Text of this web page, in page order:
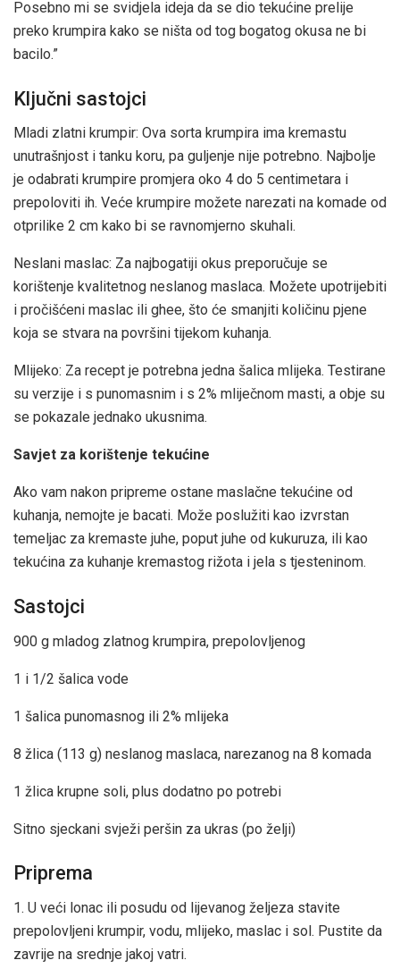
Posebno mi se svidjela ideja da se dio tekućine prelije
preko krumpira kako se ništa od tog bogatog okusa ne bi
bacilo.”
Ključni sastojci
Mladi zlatni krumpir: Ova sorta krumpira ima kremastu
unutrašnjost i tanku koru, pa guljenje nije potrebno. Najbolje
je odabrati krumpire promjera oko 4 do 5 centimetara i
prepoloviti ih. Veće krumpire možete narezati na komade od
otprilike 2 cm kako bi se ravnomjerno skuhali.
Neslani maslac: Za najbogatiji okus preporučuje se
korištenje kvalitetnog neslanog maslaca. Možete upotrijebiti
i pročišćeni maslac ili ghee, što će smanjiti količinu pjene
koja se stvara na površini tijekom kuhanja.
Mlijeko: Za recept je potrebna jedna šalica mlijeka. Testirane
su verzije i s punomasnim i s 2% mliječnom masti, a obje su
se pokazale jednako ukusnima.
Savjet za korištenje tekućine
Ako vam nakon pripreme ostane maslačne tekućine od
kuhanja, nemojte je bacati. Može poslužiti kao izvrstan
temeljac za kremaste juhe, poput juhe od kukuruza, ili kao
tekućina za kuhanje kremastog rižota i jela s tjesteninom.
Sastojci
900 g mladog zlatnog krumpira, prepolovljenog
1 i 1/2 šalica vode
1 šalica punomasnog ili 2% mlijeka
8 žlica (113 g) neslanog maslaca, narezanog na 8 komada
1 žlica krupne soli, plus dodatno po potrebi
Sitno sjeckani svježi peršin za ukras (po želji)
Priprema
1. U veći lonac ili posudu od lijevanog željeza stavite
prepolovljeni krumpir, vodu, mlijeko, maslac i sol. Pustite da
zavrije na srednje jakoj vatri.